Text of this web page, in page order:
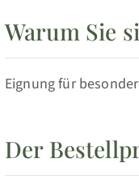
Warum Sie
Eignung für
Der